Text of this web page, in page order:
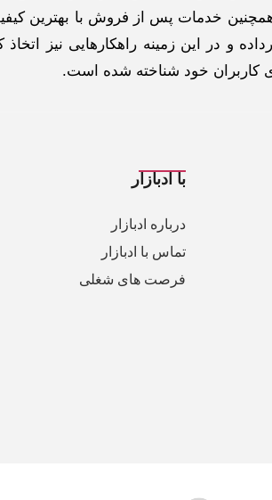
خدمات پس از فروش با بهترین
و در این زمینه راهکارهایی نیز اتخاذ
کاربران خود شناخته شده است.
با ادبازار
درباره ادبازار
تماس با ادبازار
فرصت های شغلی